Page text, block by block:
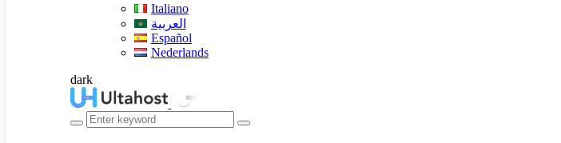
Italiano
العربية
Español
Nederlands
dark